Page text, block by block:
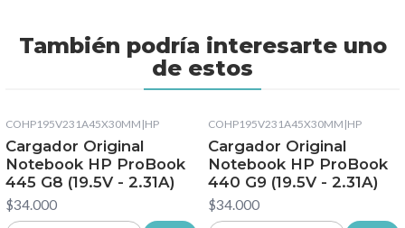
También podría interesarte uno
de estos
COHP195V231A45X30MM |HP
Cargador Original
Notebook HP ProBook
445 G8 (19.5V - 2.31A)
$34.000
COHP195V231A45X30MM |HP
Cargador Original
Notebook HP ProBook
440 G9 (19.5V - 2.31A)
$34.000